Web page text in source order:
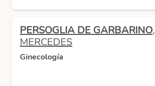
PERSOGLIA DE GARBARINO,
MERCEDES
Ginecología